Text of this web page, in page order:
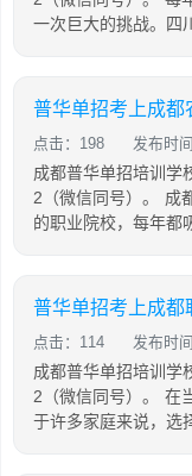
一次巨大的挑战。四
普华单招考上成都
点击：198 发布时
成都普华单招培训学
2（微信同号）。 成
的职业院校，每年都
普华单招考上成都
点击：114 发布时
成都普华单招培训学
2（微信同号）。 在
于许多家庭来说，选